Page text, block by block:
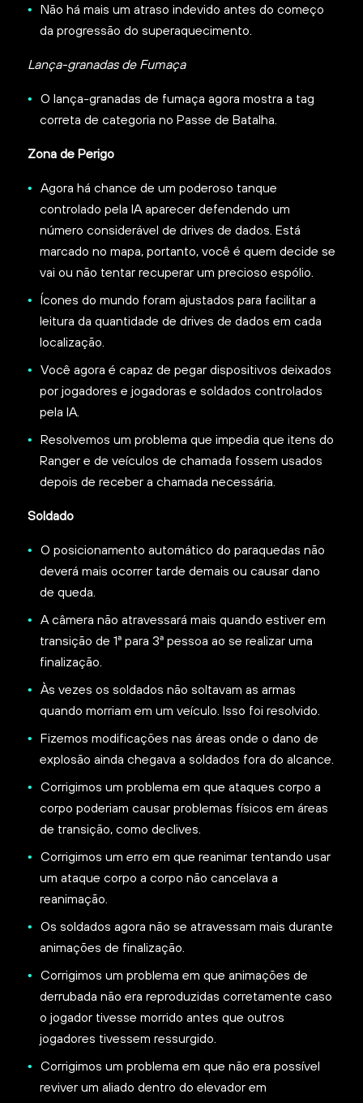
Não há mais um atraso indevido antes do começo
da progressão do superaquecimento.
Lança-granadas de Fumaça
O lança-granadas de fumaça agora mostra a tag
correta de categoria no Passe de Batalha.
Zona de Perigo
Agora há chance de um poderoso tanque
controlado pela IA aparecer defendendo um
número considerável de drives de dados. Está
marcado no mapa, portanto, você é quem decide se
vai ou não tentar recuperar um precioso espólio.
Ícones do mundo foram ajustados para facilitar a
leitura da quantidade de drives de dados em cada
localização.
Você agora é capaz de pegar dispositivos deixados
por jogadores e jogadoras e soldados controlados
pela IA.
Resolvemos um problema que impedia que itens do
Ranger e de veículos de chamada fossem usados
depois de receber a chamada necessária.
Soldado
O posicionamento automático do paraquedas não
deverá mais ocorrer tarde demais ou causar dano
de queda.
A câmera não atravessará mais quando estiver em
transição de 1ª para 3ª pessoa ao se realizar uma
finalização.
Às vezes os soldados não soltavam as armas
quando morriam em um veículo. Isso foi resolvido.
Fizemos modificações nas áreas onde o dano de
explosão ainda chegava a soldados fora do alcance.
Corrigimos um problema em que ataques corpo a
corpo poderiam causar problemas físicos em áreas
de transição, como declives.
Corrigimos um erro em que reanimar tentando usar
um ataque corpo a corpo não cancelava a
reanimação.
Os soldados agora não se atravessam mais durante
animações de finalização.
Corrigimos um problema em que animações de
derrubada não era reproduzidas corretamente caso
o jogador tivesse morrido antes que outros
jogadores tivessem ressurgido.
Corrigimos um problema em que não era possível
reviver um aliado dentro do elevador em